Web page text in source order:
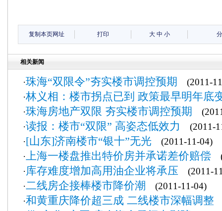
复制本页网址 打印 大 中 小
相关新闻
·珠海“双限令”夯实楼市调控预期 (2011-
·林义相：楼市拐点已到 政策最早明年底
·珠海房地产双限 夯实楼市调控预期
·读报：楼市“双限” 高姿态低效力
(2011-
·[山东]济南楼市“银十”无光 (2011-11-04)
·上海一楼盘推出特价房并承诺差价赔偿
·库存难度增加高用油企业将承压 (2011-
·二线房企接棒楼市降价潮 (2011-11-04)
·和黄重庆降价超三成 二线楼市深幅调整